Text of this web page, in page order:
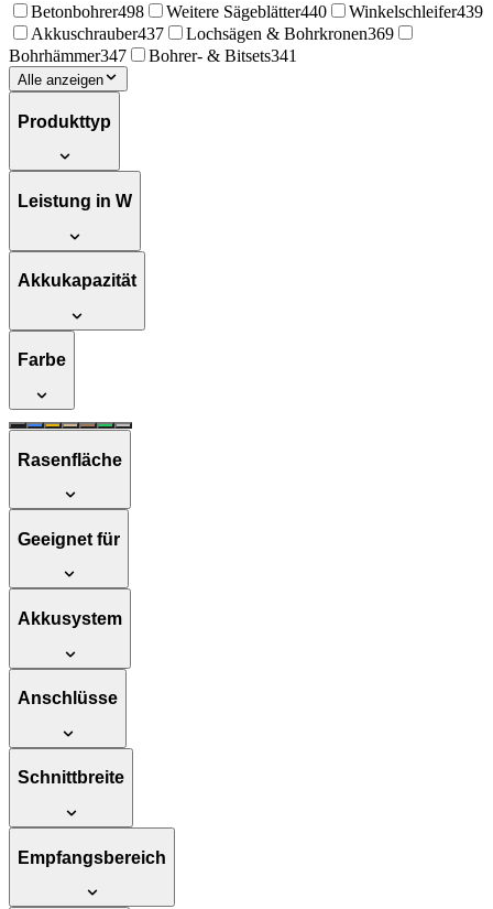
Betonbohrer498 Weitere Sägeblätter440 Winkelschleifer439
Akkuschrauber437 Lochsägen & Bohrkronen369
Bohrhämmer347 Bohrer- & Bitsets341
Alle anzeigen
Produkttyp
Leistung in W
Akkukapazität
Farbe
Rasenfläche
Geeignet für
Akkusystem
Anschlüsse
Schnittbreite
Empfangsbereich